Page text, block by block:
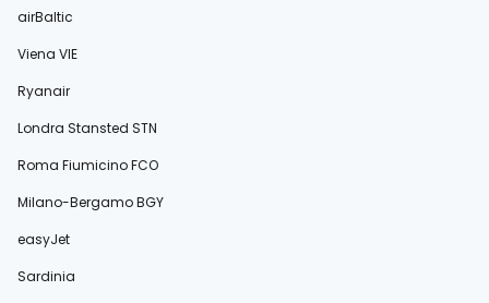
airBaltic
Viena VIE
Ryanair
Londra Stansted STN
Roma Fiumicino FCO
Milano-Bergamo BGY
easyJet
Sardinia